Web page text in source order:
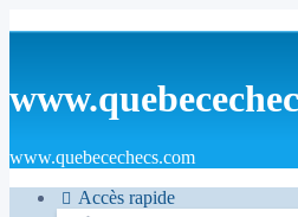
www.quebecechecs.com
Accès rapide